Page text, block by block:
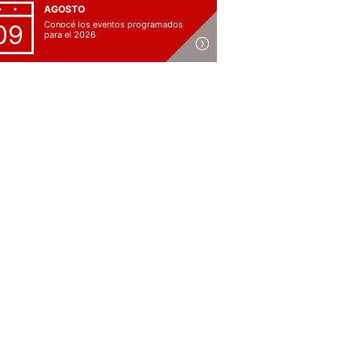
AGOSTO
Conocé los eventos programados
para el 2026